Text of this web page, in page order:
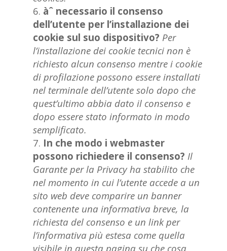
àˆ necessario il consenso
dell’utente per l’installazione dei
cookie sul suo dispositivo? Per
l’installazione dei cookie tecnici non è
richiesto alcun consenso mentre i cookie
di profilazione possono essere installati
nel terminale dell’utente solo dopo che
quest’ultimo abbia dato il consenso e
dopo essere stato informato in modo
semplificato.
In che modo i webmaster
possono richiedere il consenso? Il
Garante per la Privacy ha stabilito che
nel momento in cui l’utente accede a un
sito web deve comparire un banner
contenente una informativa breve, la
richiesta del consenso e un link per
l’informativa più estesa come quella
visibile in questa pagina su che cosa